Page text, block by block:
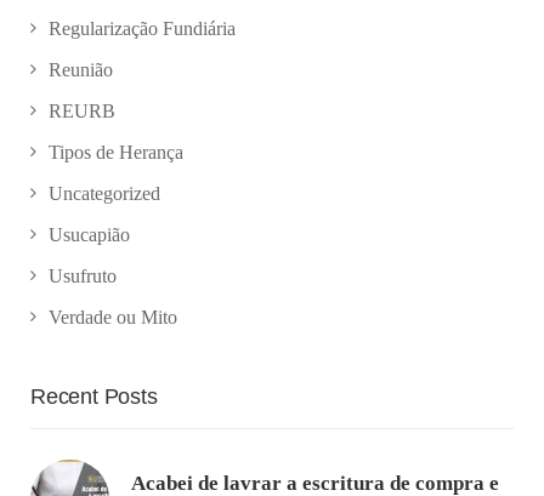
Regularização Fundiária
Reunião
REURB
Tipos de Herança
Uncategorized
Usucapião
Usufruto
Verdade ou Mito
Recent Posts
Acabei de lavrar a escritura de compra e